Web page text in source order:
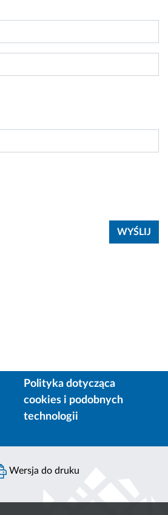
Polityka dotycząca
cookies i podobnych
technologii
Wersja do druku